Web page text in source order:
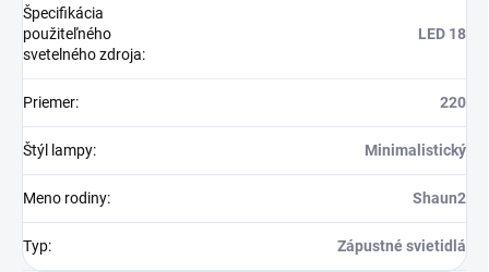
Špecifikácia
použiteľného
svetelného zdroja:
LED 18
Priemer: 220
Štýl lampy: Minimalistický
Meno rodiny: Shaun2
Typ: Zápustné svietidlá